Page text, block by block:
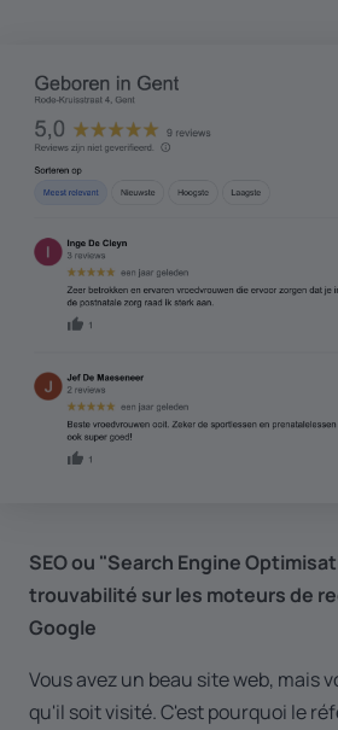
SEO ou "Search Engine
trouvabilité sur les moteurs de
Google
Vous avez un beau site web, mais
qu'il soit visité. C'est pourquoi le